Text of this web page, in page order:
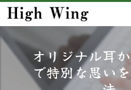
オリジナル耳
で特別な思い